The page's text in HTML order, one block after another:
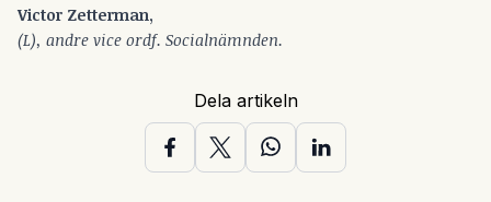
Victor Zetterman,
(L), andre vice ordf. Socialnämnden.
Dela artikeln